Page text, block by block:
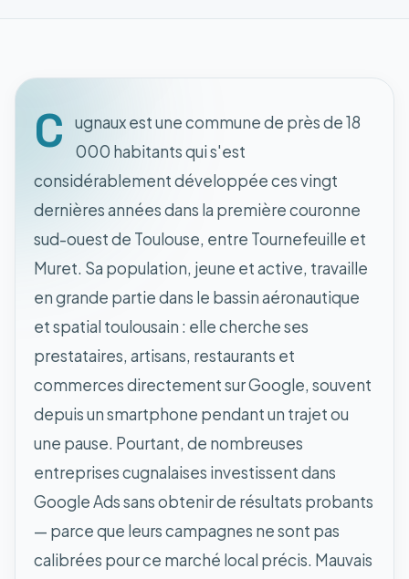
C
ugnaux est une commune de près de 18
000 habitants qui s'est
considérablement développée ces vingt
dernières années dans la première couronne
sud-ouest de Toulouse, entre Tournefeuille et
Muret. Sa population, jeune et active, travaille
en grande partie dans le bassin aéronautique
et spatial toulousain : elle cherche ses
prestataires, artisans, restaurants et
commerces directement sur Google, souvent
depuis un smartphone pendant un trajet ou
une pause. Pourtant, de nombreuses
entreprises cugnalaises investissent dans
Google Ads sans obtenir de résultats probants
— parce que leurs campagnes ne sont pas
calibrées pour ce marché local précis. Mauvais